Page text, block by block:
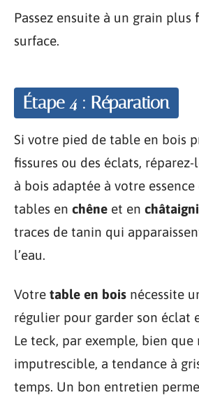
Passez ensuite à un grain plus
surface.
Étape 4 : Réparation
Si votre pied de table en bois
fissures ou des éclats,
à bois adaptée à votre
tables en chêne et en
traces de tanin qui
l’eau.
Votre table en bois nécessite
régulier pour garder son éclat
Le teck, par exemple, bien que
imputrescible, a tendance à
temps. Un bon entretien